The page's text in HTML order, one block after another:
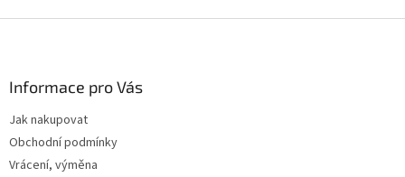
Informace pro Vás
Jak nakupovat
Obchodní podmínky
Vrácení, výměna